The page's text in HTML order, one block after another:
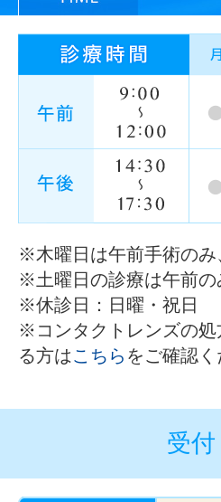
※木曜日は午前手術のみ
※土曜日の診療は午前の
※休診日：日曜・祝日
※コンタクトレンズの処
る方はこちら をご確認く
受